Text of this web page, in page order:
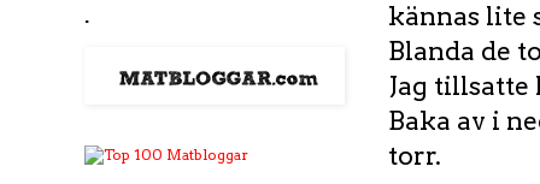
kännas lite
Blanda de
Jag
Baka av i
torr.
.